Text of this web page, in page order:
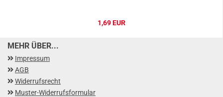
1,69 EUR
MEHR ÜBER...
Impressum
AGB
Widerrufsrecht
Muster-Widerrufsformular